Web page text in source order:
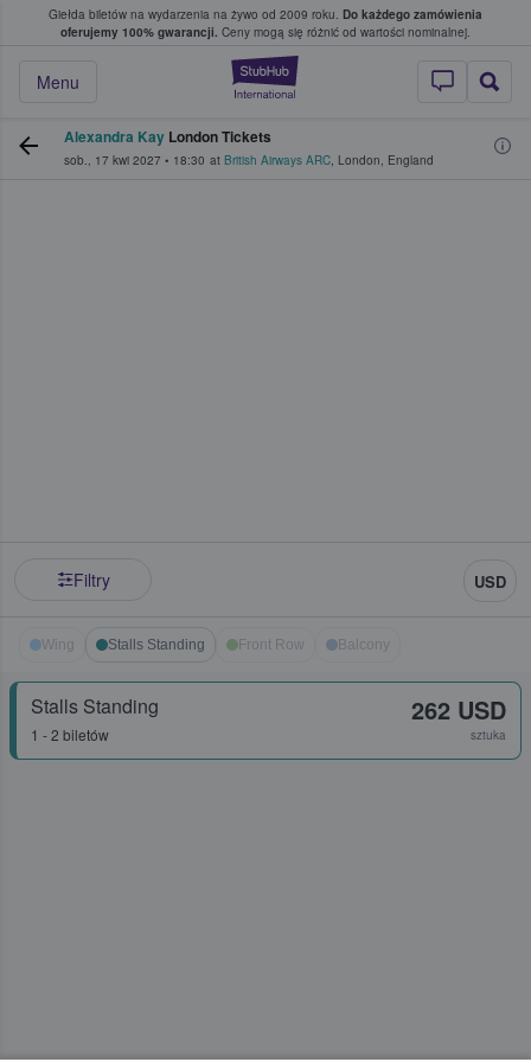
Giełda biletów na wydarzenia na żywo od 2009 roku. Do każdego zamówienia
oferujemy 100% gwarancji. Ceny mogą się różnić od wartości nominalnej.
StubHub —
Menu
w którym fani i kibice kupują i
Alexandra Kay London Tickets
sob., 17 kwi 2027 • 18:30 at British Airways ARC, London, England
Filtry USD
Wing Stalls Standing Front Row Balcony
Stalls Standing
1 - 2 biletów
262 USD
sztuka